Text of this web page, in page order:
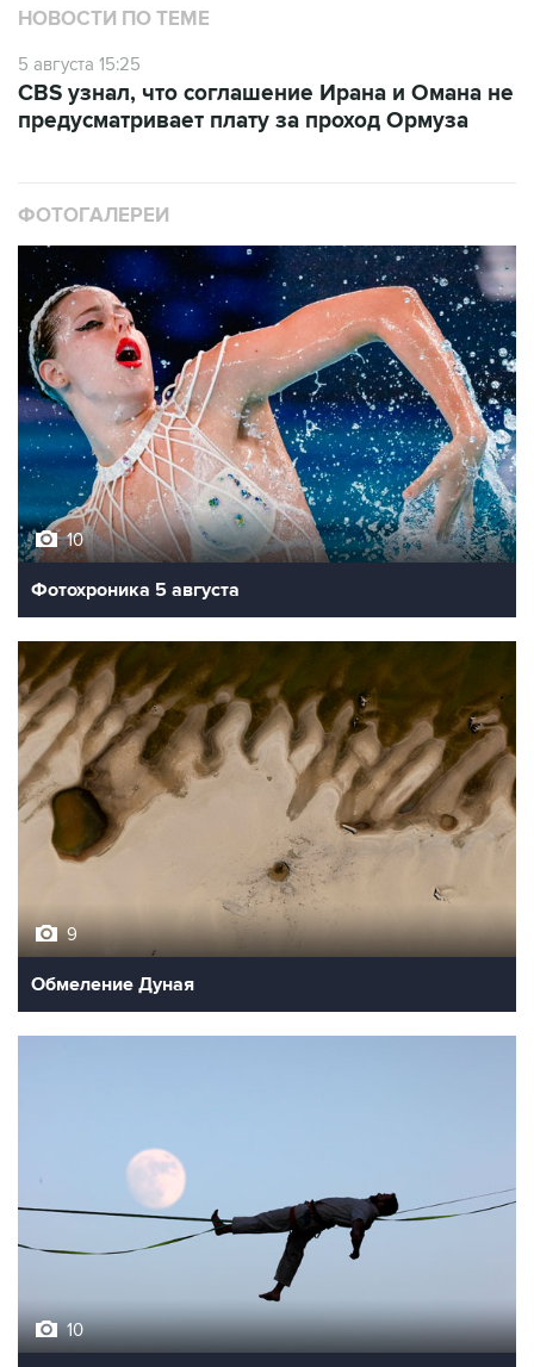
НОВОСТИ ПО ТЕМЕ
5 августа 15:25
CBS узнал, что соглашение Ирана и Омана не
предусматривает плату за проход Ормуза
ФОТОГАЛЕРЕИ
10
Фотохроника 5 августа
9
Обмеление Дуная
10